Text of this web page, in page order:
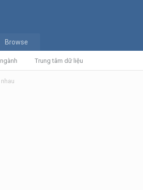
Trung tâm dữ liệu
Browse